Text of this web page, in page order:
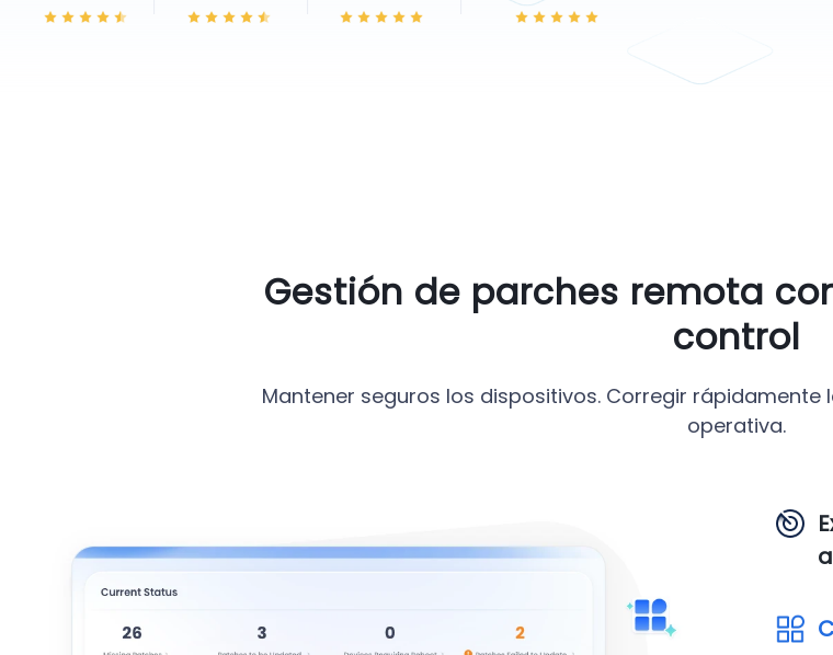
Gestión de parches remota
control
Mantener seguros los dispositivos. Corregir rápidamente
operativa.